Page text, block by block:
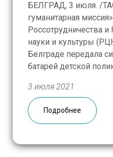
БЕЛГРАД, 3 июля. /
гуманитарная
Россотрудничества и
науки и культуры
Белграде передала
батарей детской
субботу в пресс-
Белграде, работы по
батарей завершились
3 июля 2021
Подробнее